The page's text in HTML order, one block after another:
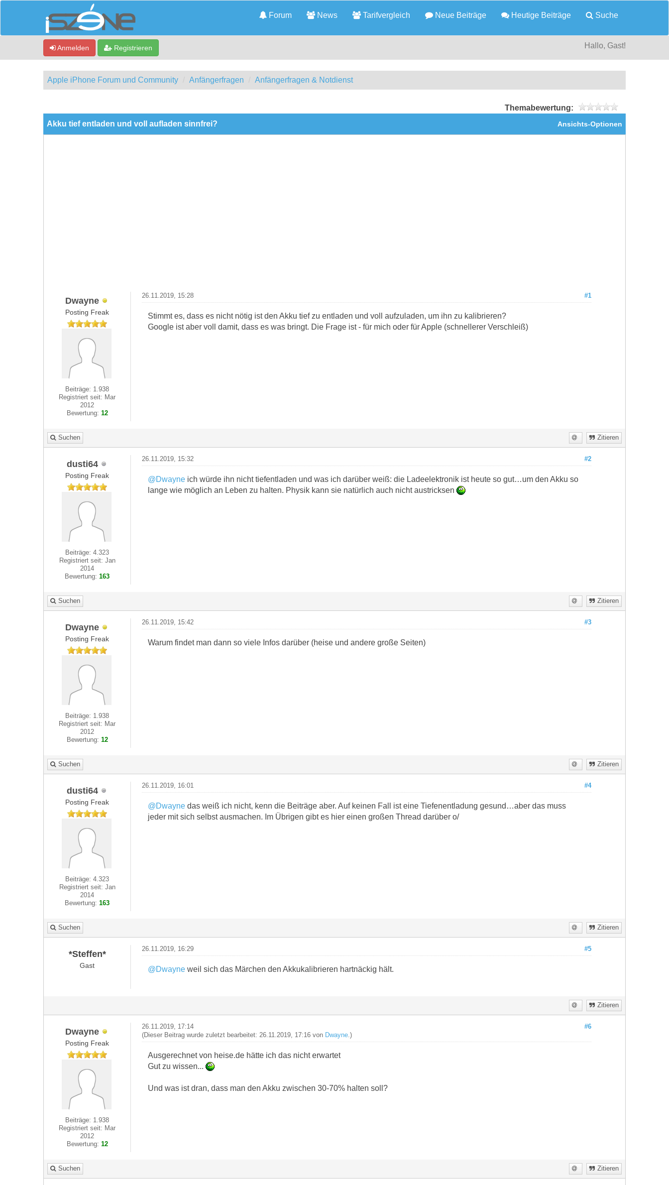
Forum News Tarifvergleich Neue Beiträge Heutige Beiträge Suche
Anmelden Registrieren Hallo, Gast!
Apple iPhone Forum und Community Anfängerfragen Anfängerfragen & Notdienst
Themabewertung:
Ansichts-Optionen
Akku tief entladen und voll aufladen sinnfrei?
Dwayne
Posting Freak
Beiträge: 1.938
Registriert seit: Mar
2012
Bewertung: 12
#1
26.11.2019, 15:28
Stimmt es, dass es nicht nötig ist den Akku tief zu entladen und voll aufzuladen, um ihn zu kalibrieren?
Google ist aber voll damit, dass es was bringt. Die Frage ist - für mich oder für Apple (schnellerer Verschleiß)
Suchen Zitieren
dusti64
Posting Freak
Beiträge: 4.323
Registriert seit: Jan
2014
Bewertung:163
#2
26.11.2019, 15:32
@Dwayneich würde ihn nicht tiefentladen und was ich darüber weiß: die Ladeelektronik ist heute so gut…um den Akku so
lange wie möglich an Leben zu halten. Physik kann sie natürlich auch nicht austricksen
Suchen Zitieren
Dwayne
Posting Freak
Beiträge: 1.938
Registriert seit: Mar
2012
Bewertung: 12
#3
26.11.2019, 15:42
Warum findet man dann so viele Infos darüber (heise und andere große Seiten)
Suchen Zitieren
dusti64
Posting Freak
Beiträge: 4.323
Registriert seit: Jan
2014
Bewertung:163
#4
26.11.2019, 16:01
@Dwaynedas weiß ich nicht, kenn die Beiträge aber. Auf keinen Fall ist eine Tiefenentladung gesund…aber das muss
jeder mit sich selbst ausmachen. Im Übrigen gibt es hier einen großen Thread darüber o/
Suchen Zitieren
*Steffen*
Gast
#5
26.11.2019, 16:29
@Dwayneweil sich das Märchen den Akkukalibrieren hartnäckig hält.
Zitieren
Dwayne
Posting Freak
Beiträge: 1.938
Registriert seit: Mar
2012
Bewertung: 12
#6
26.11.2019, 17:14
(Dieser Beitrag wurde zuletzt bearbeitet: 26.11.2019, 17:16 von Dwayne.)
Ausgerechnet von heise.de hätte ich das nicht erwartet
Gut zu wissen...
Und was ist dran, dass man den Akku zwischen 30-70% halten soll?
Suchen Zitieren